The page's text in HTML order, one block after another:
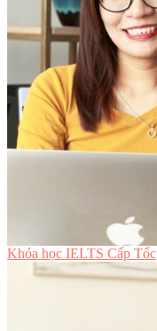
Khóa học IELTS Cấp Tốc